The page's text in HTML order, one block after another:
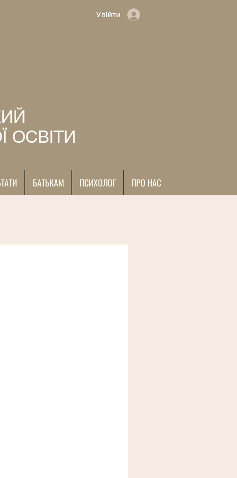
Увійти
ОСВІТИ
БАТЬКАМ ПСИХОЛОГ ПРО НАС